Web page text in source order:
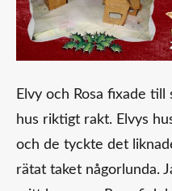
Elvy och Rosa fixade
hus riktigt rakt. Elvys
och de tyckte det
rätat taket någorlunda.